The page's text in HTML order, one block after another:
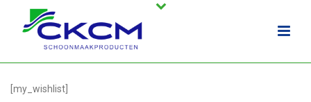
[my_wishlist]